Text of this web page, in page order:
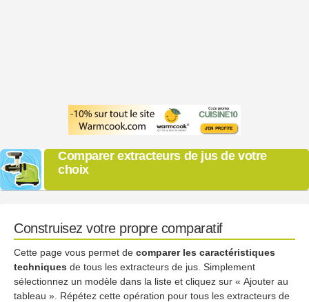
Comparer extracteurs de jus de votre
choix
Construisez votre propre comparatif
Cette page vous permet de comparer les caractéristiques
techniques de tous les extracteurs de jus. Simplement
sélectionnez un modèle dans la liste et cliquez sur « Ajouter au
tableau ». Répétez cette opération pour tous les extracteurs de